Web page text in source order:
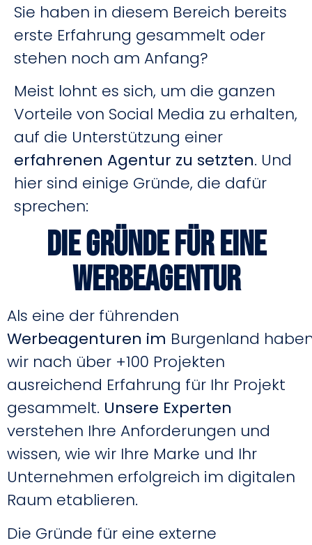
Sie haben in diesem Bereich bereits
erste Erfahrung gesammelt oder
stehen noch am Anfang?
Meist lohnt es sich, um die ganzen
Vorteile von Social Media zu erhalten,
auf die Unterstützung einer
erfahrenen Agentur zu setzten. Und
hier sind einige Gründe, die dafür
sprechen:
Die Gründe für eine
Werbeagentur
Als eine der führenden
Werbeagenturen im Burgenland
wir nach über +100 Projekten
ausreichend Erfahrung für Ihr Projekt
gesammelt. Unsere Experten
verstehen Ihre Anforderungen und
wissen, wie wir Ihre Marke und Ihr
Unternehmen erfolgreich im digitalen
Raum etablieren.
Die Gründe für eine externe